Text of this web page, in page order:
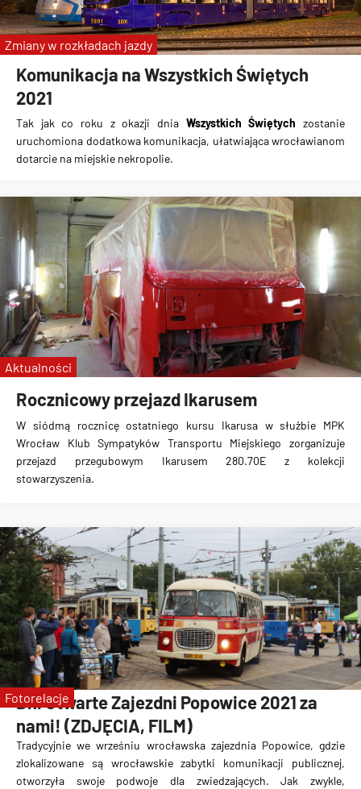
Komunikacja na Wszystkich Świętych
2021
Tak jak co roku z okazji dnia Wszystkich Świętych zostanie
uruchomiona dodatkowa komunikacja, ułatwiająca wrocławianom
dotarcie na miejskie nekropolie.
Zmiany w rozkładach jazdy
Rocznicowy przejazd Ikarusem
W siódmą rocznicę ostatniego kursu Ikarusa w służbie MPK
Wrocław Klub Sympatyków Transportu Miejskiego zorganizuje
przejazd przegubowym Ikarusem 280.70E z kolekcji
stowarzyszenia.
Aktualności
Dni Otwarte Zajezdni Popowice 2021 za
nami! (ZDJĘCIA, FILM)
Tradycyjnie we wrześniu wrocławska zajezdnia Popowice, gdzie
zlokalizowane są wrocławskie zabytki komunikacji publicznej,
otworzyła swoje podwoje dla zwiedzających. Jak zwykle,
Fotorelacje